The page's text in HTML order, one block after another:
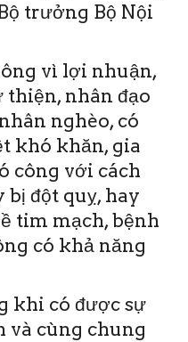
trưởng Bộ Nội
vì lợi nhuận,
thiện, nhân đạo
nghèo, có
khó khăn, gia
công với cách
đột quỵ, hay
tim mạch, bệnh
có khả năng
khi có được sự
và cùng chung